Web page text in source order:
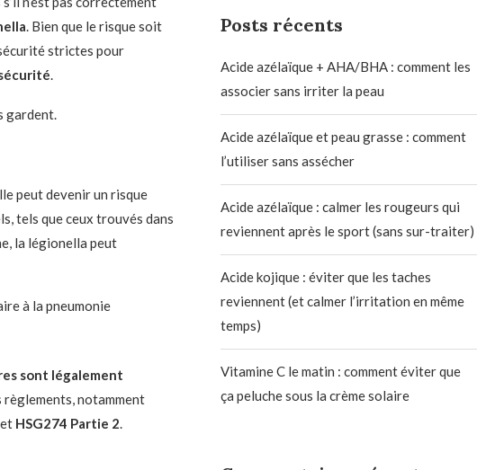
. Bien que le risque soit
strictes pour
.
gardent.
peut devenir un risque
tels que ceux trouvés dans
la légionella peut
à la pneumonie
sont légalement
notamment
et HSG274 Partie 2.
Posts récents
Acide azélaïque + AHA/BHA : comment les
associer sans irriter la peau
Acide azélaïque et peau grasse : comment
l’utiliser sans assécher
Acide azélaïque : calmer les rougeurs qui
reviennent après le sport (sans sur-traiter)
Acide kojique : éviter que les taches
reviennent (et calmer l’irritation en même
temps)
Vitamine C le matin : comment éviter que
ça peluche sous la crème solaire